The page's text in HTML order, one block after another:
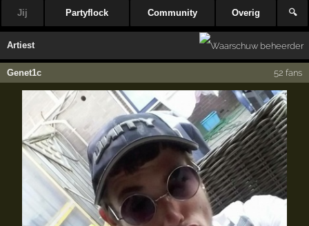
Jij Partyflock Community Overig 🔍
Artiest
Genet1c 52 fans